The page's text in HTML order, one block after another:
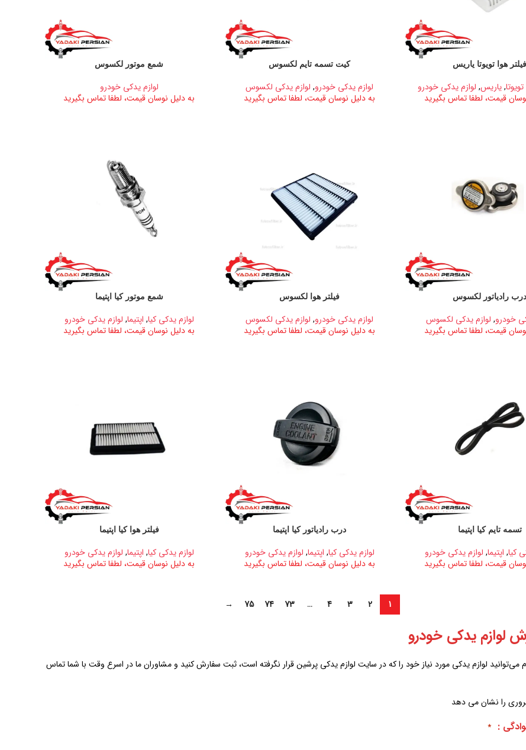
فیلتر هوا تویوتا یاریس
,یاریس, لوازم یدکی خودرو
قیمت، لطفا تماس بگیرید
کیت تسمه تایم لکسوس
لوازم یدکی خودرو, لوازم یدکی لکسوس
به دلیل نوسان قیمت، لطفا تماس بگیرید
شمع موتور لکسوس
لوازم یدکی خودرو
به دلیل نوسان قیمت، لطفا تماس بگیرید
درب رادیاتور لکسوس
خودرو, لوازم یدکی لکسوس
قیمت، لطفا تماس بگیرید
فیلتر هوا لکسوس
لوازم یدکی خودرو, لوازم یدکی لکسوس
به دلیل نوسان قیمت، لطفا تماس بگیرید
شمع موتور کیا اپتیما
لوازم یدکی کیا, اپتیما, لوازم یدکی خودرو
به دلیل نوسان قیمت، لطفا تماس بگیرید
تسمه تایم کیا اپتیما
کیا, اپتیما, لوازم یدکی خودرو
قیمت، لطفا تماس بگیرید
درب رادیاتور کیا اپتیما
لوازم یدکی کیا, اپتیما, لوازم یدکی خودرو
به دلیل نوسان قیمت، لطفا تماس بگیرید
فیلتر هوا کیا اپتیما
لوازم یدکی کیا, اپتیما, لوازم یدکی خودرو
به دلیل نوسان قیمت، لطفا تماس بگیرید
1
2
3
4
…
73
74
75
→
لوازم یدکی خودرو
می‌توانید لوازم یدکی مورد نیاز خود را که در سایت لوازم یدکی پرشین قرار نگرفته است، ثبت سفارش کنید و مشاوران ما در اسرع وقت با شما تماس
را نشان می دهد
:
*